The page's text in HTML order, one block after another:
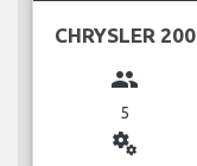
CHRYSLER 200
group
5
miscellaneous_services